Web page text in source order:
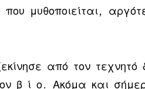
μυθοποιείται,
από τον τεχνητό
β ί ο. Ακόμα και